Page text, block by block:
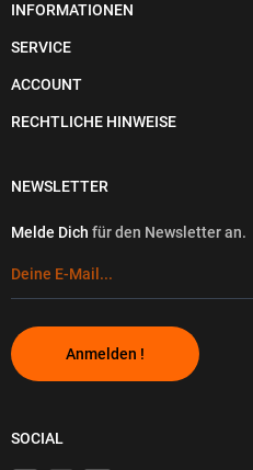
INFORMATIONEN
SERVICE
ACCOUNT
RECHTLICHE HINWEISE
NEWSLETTER
Melde Dich für den Newsletter an.
Anmelden !
SOCIAL